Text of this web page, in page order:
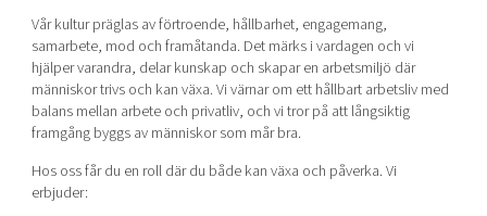
Vår kultur präglas av förtroende, hållbarhet, engagemang,
samarbete, mod och framåtanda. Det märks i vardagen och vi
hjälper varandra, delar kunskap och skapar en arbetsmiljö där
människor trivs och kan växa. Vi värnar om ett hållbart arbetsliv med
balans mellan arbete och privatliv, och vi tror på att långsiktig
framgång byggs av människor som mår bra.
Hos oss får du en roll där du både kan växa och påverka. Vi
erbjuder: